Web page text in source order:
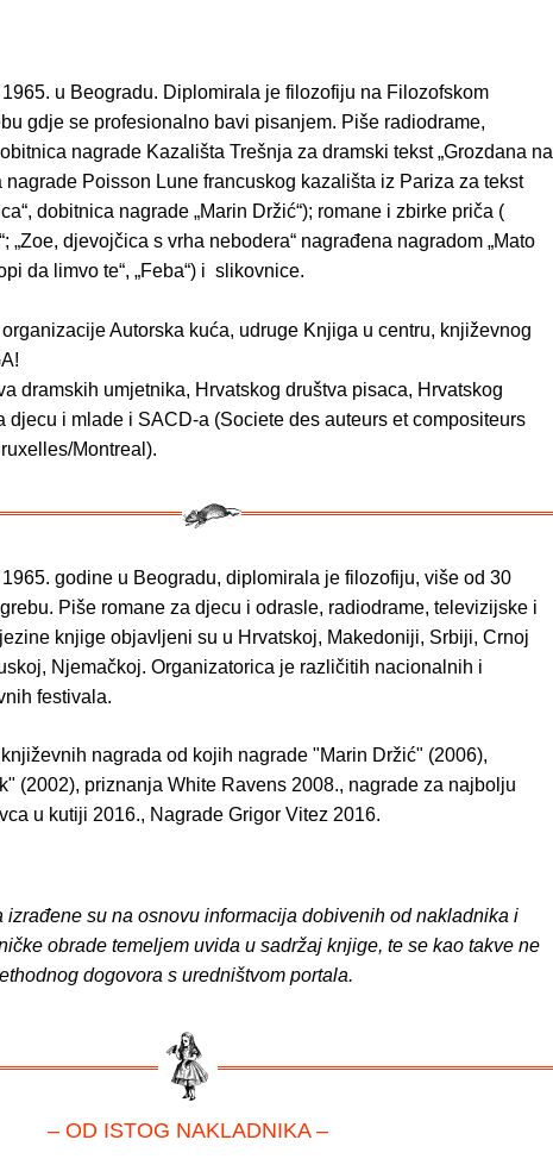
u Beogradu. Diplomirala je filozofiju na Filozofskom
gdje se profesionalno bavi pisanjem. Piše radiodrame,
nagrade Kazališta Trešnja za dramski tekst „Grozdana na
nagrade Poisson Lune francuskog kazališta iz Pariza za tekst
dobitnica nagrade „Marin Držić“); romane i zbirke priča (
„Zoe, djevojčica s vrha nebodera“ nagrađena nagradom „Mato
da limvo te“, „Feba“) i slikovnice.
Autorska kuća, udruge Knjiga u centru, književnog
dramskih umjetnika, Hrvatskog društva pisaca, Hrvatskog
djecu i mlade i SACD-a (Societe des auteurs et compositeurs
Montreal).
godine u Beogradu, diplomirala je filozofiju, više od 30
Piše romane za djecu i odrasle, radiodrame, televizijske i
knjige objavljeni su u Hrvatskoj, Makedoniji, Srbiji, Crnoj
Njemačkoj. Organizatorica je različitih nacionalnih i
festivala.
nagrada od kojih nagrade "Marin Držić" (2006),
(2002), priznanja White Ravens 2008., nagrade za najbolju
u kutiji 2016., Nagrade Grigor Vitez 2016.
su na osnovu informacija dobivenih od nakladnika i
obrade temeljem uvida u sadržaj knjige, te se kao takve ne
dogovora s uredništvom portala.
– OD ISTOG NAKLADNIKA –